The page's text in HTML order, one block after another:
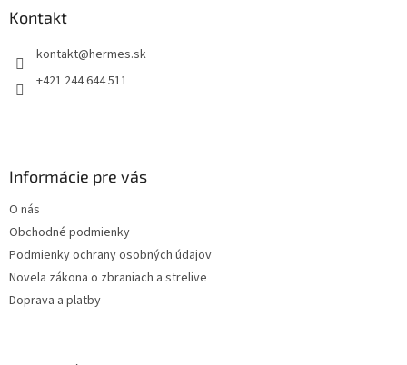
Kontakt
kontakt@hermes.sk
+421 244 644 511
Informácie pre vás
O nás
Obchodné podmienky
Podmienky ochrany osobných údajov
Novela zákona o zbraniach a strelive
Doprava a platby